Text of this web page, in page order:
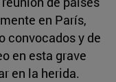
en París,
convocados y de
en esta grave
en la herida.